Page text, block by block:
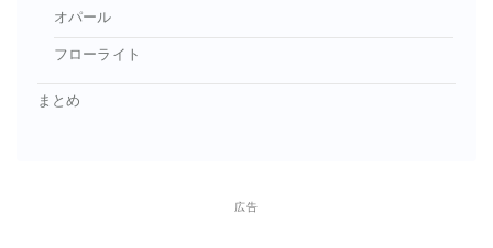
オパール
フローライト
まとめ
広告